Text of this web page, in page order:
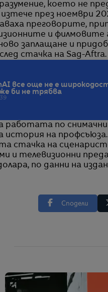
което не
през ноември
преговорите,
и филмовите
заплащане и
стачка на Sag-Aftra.
все още не е
би не трябва
работата по
история на профсъюза.
стачка на
и телевизионни
по данни на
Сподели